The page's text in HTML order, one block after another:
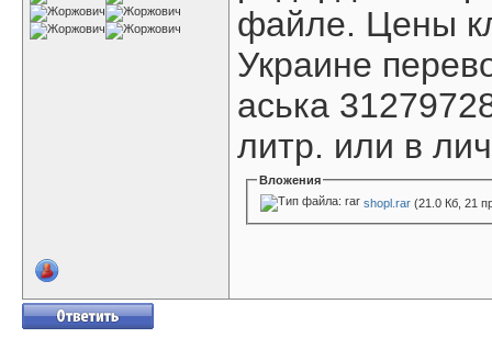
файле. Цены
Украине
аська
литр. или в
Вложения
shopl.rar (21.0 Кб, 21